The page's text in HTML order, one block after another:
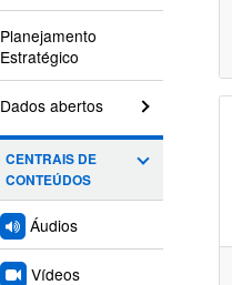
Planejamento
Estratégico
Dados abertos
CENTRAIS DE
CONTEÚDOS
Áudios
Vídeos